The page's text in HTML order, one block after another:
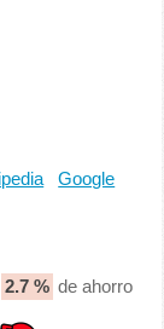
Google
2.7 % de ahorro